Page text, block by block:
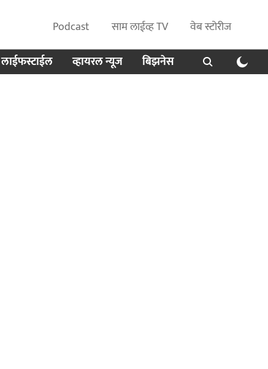
Podcast साम लाईव्ह TV
वेब स्टोरीज
लाईफस्टाईल व्हायरल न्यूज बिझनेस